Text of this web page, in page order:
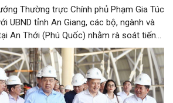
Thường trực Chính phủ Phạm Gia Túc
UBND tỉnh An Giang, các bộ, ngành và
An Thới (Phú Quốc) nhằm rà soát tiến
hạ tầng phục vụ sự kiện đối ngoại lớn
2027.